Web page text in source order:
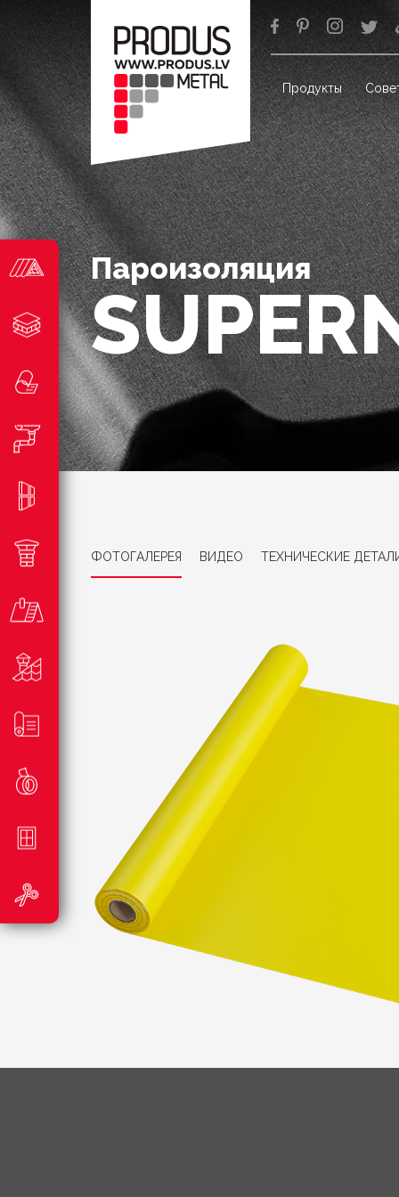
Продукты
Пароизоляция
ФОТОГАЛЕРЕЯ ВИДЕО ТЕХНИЧЕСКИЕ